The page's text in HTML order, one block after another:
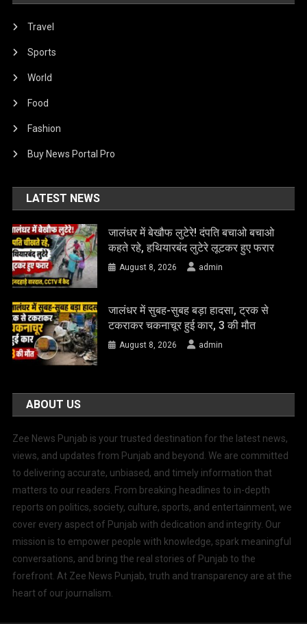
Travel
Sports
World
Food
Fashion
Buy News Portal Pro
LATEST NEWS
जालंधर में बेखौफ लुटेरे! दंपति बचाओ बचाओ
कहते रहे, हथियारबंद लुटेरे लूटकर हुए फरार
August 8, 2026 admin
जालंधर में सुबह-सुबह बड़ा हादसा, ट्रक से
टकराकर चकनाचूर हुई कार, 3 की मौत
August 8, 2026 admin
ABOUT US
Zee News Punjab is your trusted destination for the latest news,
views, and updates from Punjab and beyond. We are committed
to delivering accurate, unbiased, and timely information that
matters to our readers. From breaking headlines to in-depth
reports on politics, society, culture, sports, and entertainment, we
cover every aspect of Punjab with dedication and integrity. Our
mission is to empower people with knowledge, spark meaningful
conversations, and bring the real stories of Punjab to the
forefront. At Zee News Punjab, truth and transparency are at the
heart of our journalism.